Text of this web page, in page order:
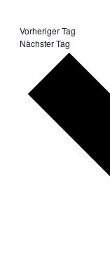
Vorheriger Tag
Nächster Tag